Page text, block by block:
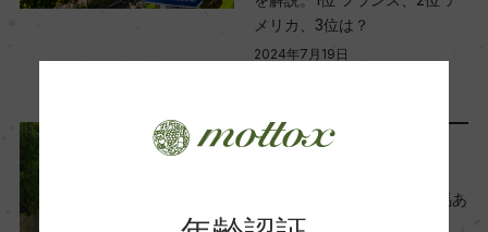
ー
ー
Wine Spectator 得点
メリカ、3位は？
2024年7月19日
走る馬あれば、ワイン造る馬あ
り。